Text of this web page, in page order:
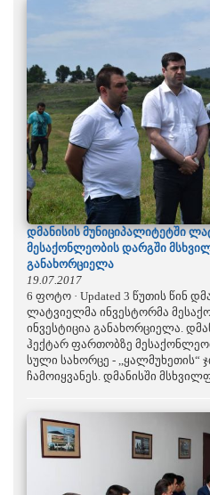
დმანისის მუნიციპალიტეტში
მესაქონლეობის დარგში
განახორციელა
19.07.2017
6 ფოტო · Updated 3 წუთის წინ
ლატვიელმა ინვესტორმა
ინვესტიცია განახორციელა.
ჰექტარ ფართობზე
სული სახორცე - ,,ყალმუხეთის“
ჩამოიყვანეს. დმანისში